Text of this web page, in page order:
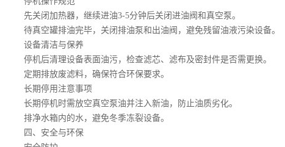
先关闭加热器，继续进油3-5分钟后关闭进油阀和真空泵。
待真空罐排油完毕，关闭排油泵和出油阀，避免残留油液污染设备。
设备清洁与保养
停机后清理设备表面油污，检查滤芯、滤布及密封件是否需更换。
定期排放废滤料，确保符合环保要求。
长期停用注意事项
长期停机时需放空真空泵油并注入新油，防止油质劣化。
排净水箱内的水，避免冬季冻裂设备。
四、安全与环保